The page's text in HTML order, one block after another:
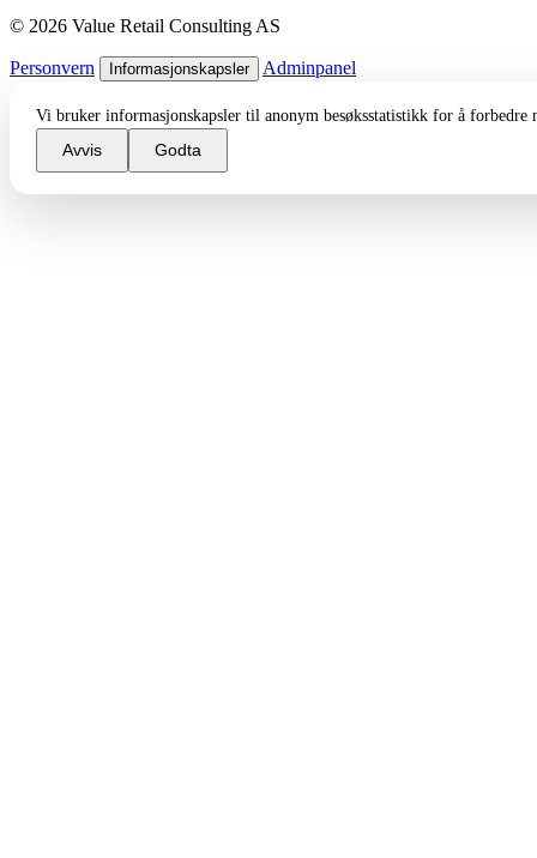
© 2026 Value Retail Consulting AS
Personvern Informasjonskapsler Adminpanel
Vi bruker informasjonskapsler til anonym besøksstatistikk for å forbedre
Avvis Godta